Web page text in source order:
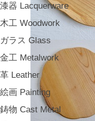
漆器 Lacquerware
木工 Woodwork
ガラス Glass
金工 Metalwork
革 Leather
絵画 Painting
鋳物 Cast Metal